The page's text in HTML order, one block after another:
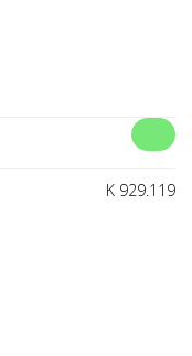
K 929.119